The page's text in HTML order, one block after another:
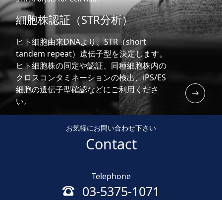
細胞株認証（STR分析）
ヒト細胞由来DNAより、STR（short
tandem repeat）遺伝子型を決定します。
ヒト細胞株の同定や認証、同種細胞株内の
クロスコンタミネーションの検出、iPS/ES
細胞の遺伝子型確認などにご利用くださ
い。
お気軽にお問い合わせ下さい
Contact
Telephone
03-5375-1071